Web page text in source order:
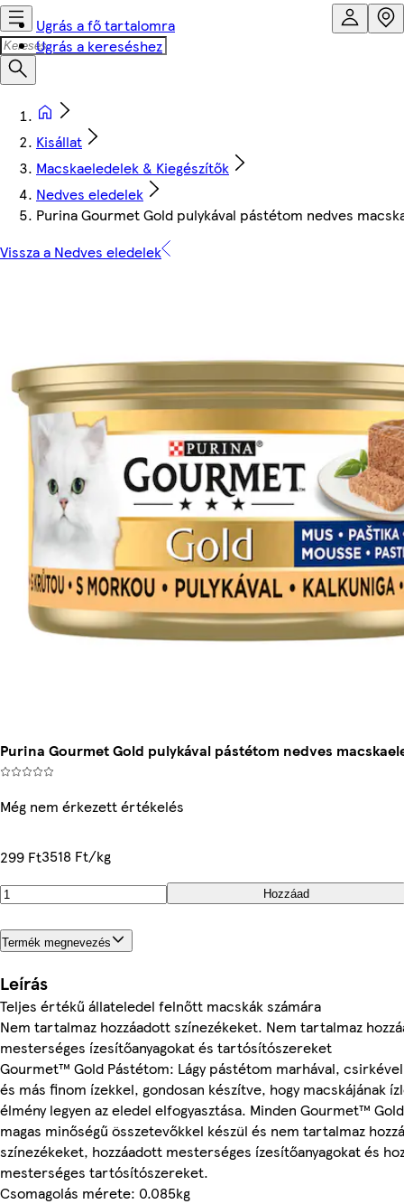
Ugrás a fő tartalomra
Ugrás a kereséshez
Kisállat
Macskaeledelek & Kiegészítők
Nedves eledelek
Purina Gourmet Gold pulykával pástétom nedves
Vissza a Nedves eledelek
Purina Gourmet Gold pulykával pástétom nedves
Még nem érkezett értékelés
299 Ft3518 Ft/kg
Hozzáad
Termék megnevezés
Leírás
Teljes értékű állateledel felnőtt macskák számára
Nem tartalmaz hozzáadott színezékeket. Nem tartalmaz
mesterséges ízesítőanyagokat és tartósítószereket
Gourmet™ Gold Pástétom: Lágy pástétom marhával,
és más finom ízekkel, gondosan készítve, hogy macskájának
élmény legyen az eledel elfogyasztása. Minden Gourmet™
magas minőségű összetevőkkel készül és nem tartalmaz
színezékeket, hozzáadott mesterséges ízesítőanyagokat és
mesterséges tartósítószereket.
Csomagolás mérete: 0.085kg